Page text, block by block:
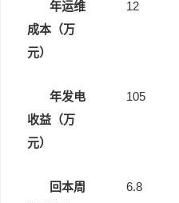
年运维
成本（万
元）
12
年发电
收益（万
元）
105
回本周
6.8